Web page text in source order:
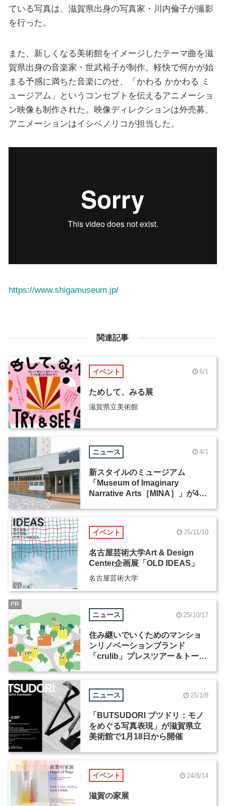
ている写真は、滋賀県出身の写真家・川内倫子が撮影
を行った。
また、新しくなる美術館をイメージしたテーマ曲を滋
賀県出身の音楽家・世武裕子が制作。軽快で何かが始
まる予感に満ちた音楽にのせ、「かわる かかわる ミ
ュージアム」というコンセプトを伝えるアニメーショ
ン映像も制作された。映像ディレクションは外売募、
アニメーションはイシベノリコが担当した。
https://www.shigamuseum.jp/
関連記事
イベント 6/1
ためして、みる展
滋賀県立美術館
ニュース 4/1
新スタイルのミュージアム
「Museum of Imaginary
Narrative Arts［MINA］」が4月
イベント 25/11/10
名古屋芸術大学Art & Design
Center企画展「OLD IDEAS」
名古屋芸術大学
ニュース 25/10/17
住み継いでいくためのマンショ
ンリノベーションブランド
「crulib」プレスツアー＆トーク
PR
ニュース 25/1/8
「BUTSUDORI ブツドリ：モノ
をめぐる写真表現」が滋賀県立
美術館で1月18日から開催
イベント 24/8/14
滋賀の家展